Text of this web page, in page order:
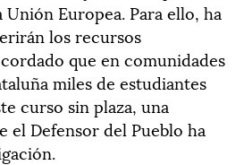
Europea. Para ello, ha
los recursos
que en comunidades
miles de estudiantes
curso sin plaza, una
el Defensor del Pueblo ha